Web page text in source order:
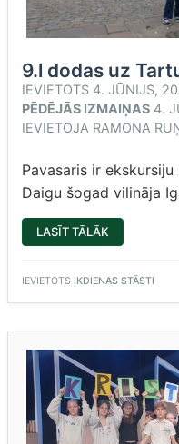
9.l dodas uz
IEVIETOTS 4. JŪNIJS,
PĒDĒJĀS IZMAIŅAS 4.
IEVIETOJA RAMONA
Pavasaris ir
Daigu šogad vilināja
LASĪT TĀLĀK
DODAS
IEVIETOTS IKDIENAS STĀSTI